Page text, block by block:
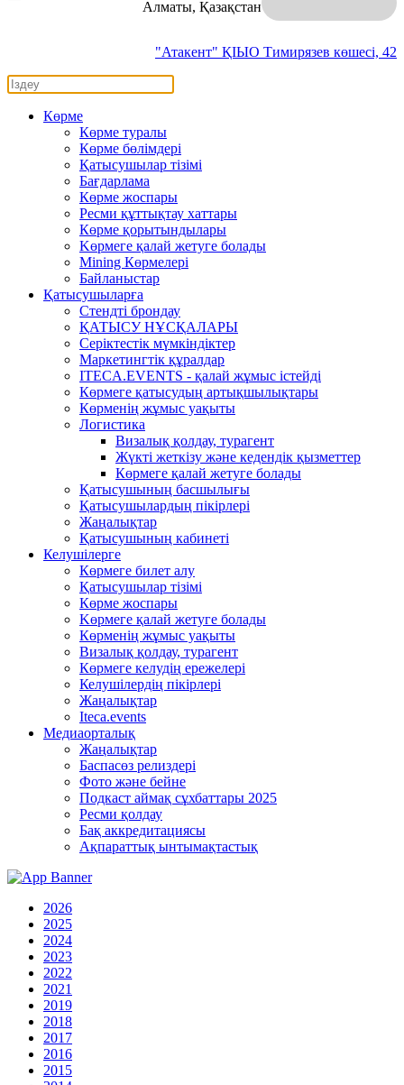
Алматы, Қазақстан
"Атакент" ҚІЫО Тимирязев көшесі, 42
Көрме
Көрме туралы
Көрме бөлімдері
Қатысушылар тізімі
Бағдарлама
Көрме жоспары
Ресми құттықтау хаттары
Көрме қорытындылары
Kөрмеге қалай жетуге болады
Mining Көрмелері
Байланыстар
Қатысушыларға
Стендті брондау
ҚАТЫСУ НҰСҚАЛАРЫ
Серіктестік мүмкіндіктер
Маркетингтік құралдар
ITECA.EVENTS - қалай жұмыс істейді
Көрмеге қатысудың артықшылықтары
Көрменің жұмыс уақыты
Логистика
Визалық қолдау, турагент
Жүкті жеткізу және кедендік қызметтер
Көрмеге қалай жетуге болады
Қатысушының басшылығы
Қатысушылардың пікірлері
Жаңалықтар
Қатысушының кабинеті
Келушілерге
Көрмеге билет алу
Қатысушылар тізімі
Көрме жоспары
Kөрмеге қалай жетуге болады
Көрменің жұмыс уақыты
Визалық қолдау, турагент
Көрмеге келудің ережелері
Келушілердің пікірлері
Жаңалықтар
Iteca.events
Медиаорталық
Жаңалықтар
Баспасөз релиздері
Фото және бейне
Подкаст аймақ сұхбаттары 2025
Ресми қолдау
Бақ аккредитациясы
Ақпараттық ынтымақтастық
2026
2025
2024
2023
2022
2021
2019
2018
2017
2016
2015